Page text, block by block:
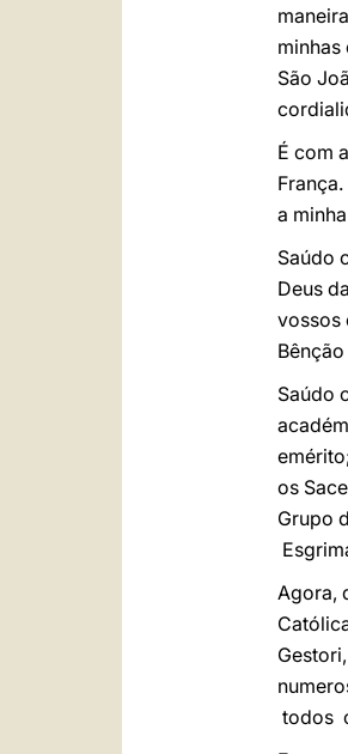
São
É com
a
Saúdo
Deus
vossos
Saúdo
os
Grupo
Agora,
todos